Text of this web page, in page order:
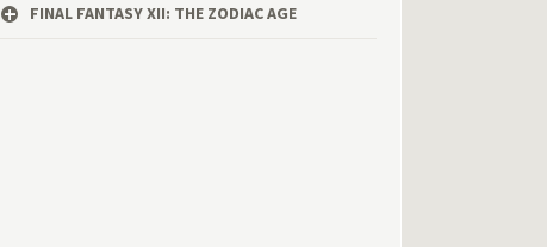
FINAL FANTASY XII: THE ZODIAC AGE